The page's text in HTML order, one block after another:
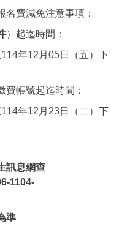
費減免注意事項：
）起迄時間：
年12月05日（五）下
帳號起迄時間：
年12月23日（二）下
訊息網查
1104-
準